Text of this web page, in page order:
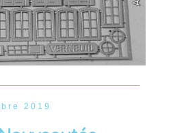
2019